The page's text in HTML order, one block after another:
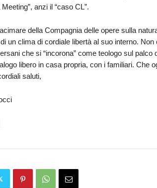
anzi il “caso CL”.
della Compagnia delle opere sulla
un clima di cordiale libertà al suo interno. Non
che si “incorona” come teologo sul
libero in casa propria, con i familiari. Che
saluti,